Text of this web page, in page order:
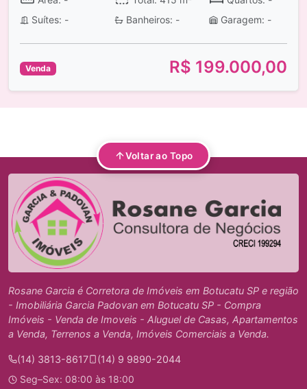
Suítes: -
Banheiros: - Garagem: -
Venda R$ 199.000,00
Voltar ao Topo
Rosane Garcia é Corretora de Imóveis em Botucatu SP e região
- Imobiliária Garcia Padovan em Botucatu SP - Compra
Imóveis - Venda de Imoveis - Aluguel de Casas, Apartamentos
a Venda, Terrenos a Venda, Imóveis Comerciais a Venda.
(14) 3813-8617
(14) 9 9890-2044
Seg–Sex: 08:00 às 18:00